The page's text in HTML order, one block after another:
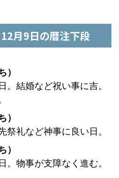
月9日の暦注下段
）
。結婚など祝い事に吉。
）
祭礼など神事に良い日。
）
。物事が支障なく進む。